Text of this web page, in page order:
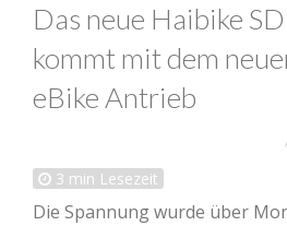
Das neue Haibike
kommt mit dem
eBike Antrieb
3 min Lesezeit
Die Spannung wurde über